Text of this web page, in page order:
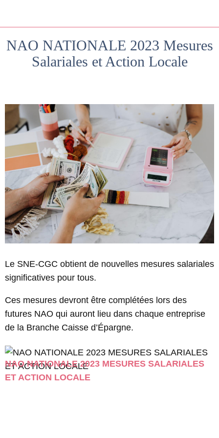
NAO NATIONALE 2023 Mesures
Salariales et Action Locale
Le SNE-CGC obtient de nouvelles mesures salariales
significatives pour tous.
Ces mesures devront être complétées lors des
futures NAO qui auront lieu dans chaque entreprise
de la Branche Caisse d’Épargne.
NAO NATIONALE 2023 MESURES SALARIALES
ET ACTION LOCALE